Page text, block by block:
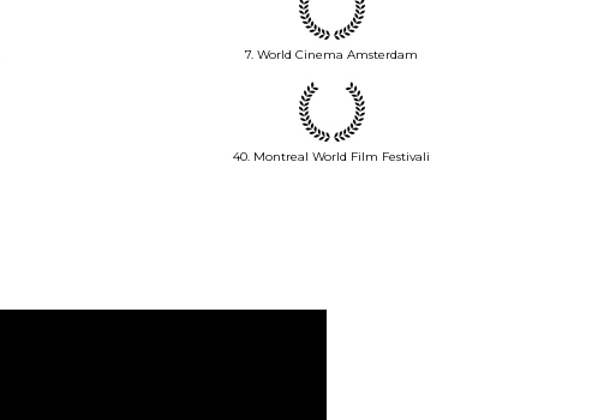
7. World Cinema Amsterdam
40. Montreal World Film Festivali